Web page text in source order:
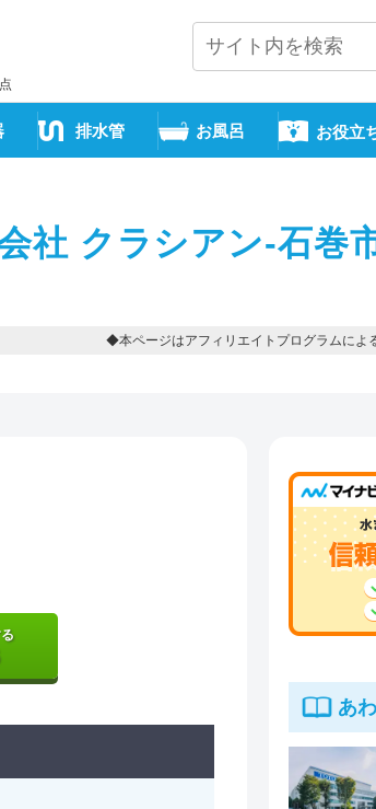
排水管 お風呂 お役立
社 クラシアン-石巻
◆本ページはアフィリエイトプログラムによ
あ